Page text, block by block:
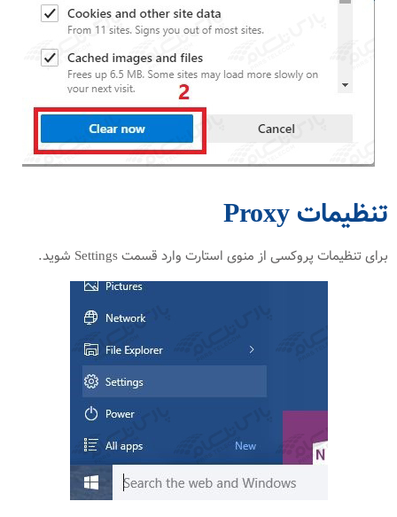
تنظیمات Proxy
برای تنظیمات پروکسی از منوی استارت وارد قسمت Settings شوید.